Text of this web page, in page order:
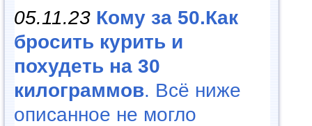
05.11.23 Кому за 50.Как
бросить курить и
похудеть на 30
килограммов. Всё ниже
описанное не могло